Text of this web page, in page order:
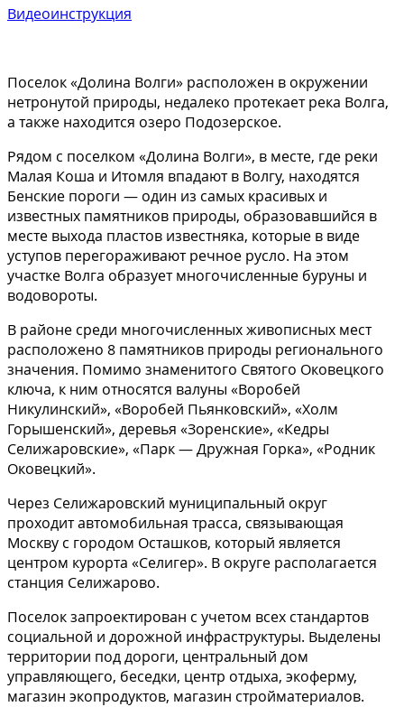
Видеоинструкция
Поселок «Долина Волги» расположен в окружении
нетронутой природы, недалеко протекает река Волга,
а также находится озеро Подозерское.
Рядом с поселком «Долина Волги», в месте, где реки
Малая Коша и Итомля впадают в Волгу, находятся
Бенские пороги — один из самых красивых и
известных памятников природы, образовавшийся в
месте выхода пластов известняка, которые в виде
уступов перегораживают речное русло. На этом
участке Волга образует многочисленные буруны и
водовороты.
В районе среди многочисленных живописных мест
расположено 8 памятников природы регионального
значения. Помимо знаменитого Святого Оковецкого
ключа, к ним относятся валуны «Воробей
Никулинский», «Воробей Пьянковский», «Холм
Горышенский», деревья «Зоренские», «Кедры
Селижаровские», «Парк — Дружная Горка», «Родник
Оковецкий».
Через Селижаровский муниципальный округ
проходит автомобильная трасса, связывающая
Москву с городом Осташков, который является
центром курорта «Селигер». В округе располагается
станция Селижарово.
Поселок запроектирован с учетом всех стандартов
социальной и дорожной инфраструктуры. Выделены
территории под дороги, центральный дом
управляющего, беседки, центр отдыха, экоферму,
магазин экопродуктов, магазин стройматериалов.